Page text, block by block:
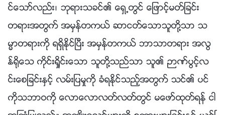
င္ေသာ္လည္း၊ ဘုရားသခင္၏ ေရွ႕တြင္ ေျဖာင့္မတ္ျခင္း
တရားအတြက္ အမွန္တကယ္ ဆာငတ္ေသာသူတို႔သာ သ
မၼာတရားကို ရရွိႏိုင္ၿပီး အမွန္တကယ္ ဘာသာတရား အလြ
န္႐ိုေသ ကိုင္းရႈိင္းေသာ သူတို႔သည္သာ သူ၏ ဉာဏ္ပြင့္လ
င္းေစျခင္းႏွင့္ လမ္းျပမႈကို ခံရႏိုင္သည့္အတြက္ သင္၏ ပင္
ကိုသဘာဝကို ေလာေလာလတ္လတ္တြင္ မေဖာ္ထုတ္ရန္ ငါ